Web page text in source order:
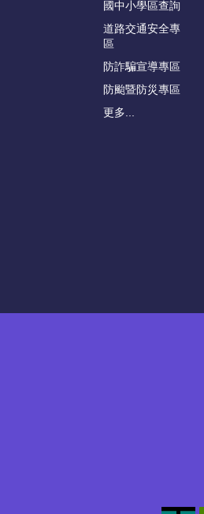
國中小學區查詢
道路交通安全專
區
防詐騙宣導專區
防颱暨防災專區
更多...